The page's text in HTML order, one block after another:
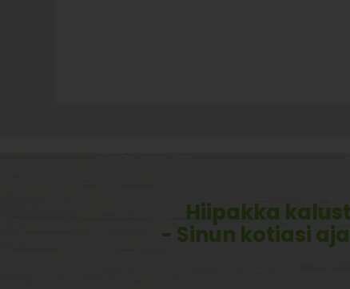
Hiipakka
- Sinun kotiasi